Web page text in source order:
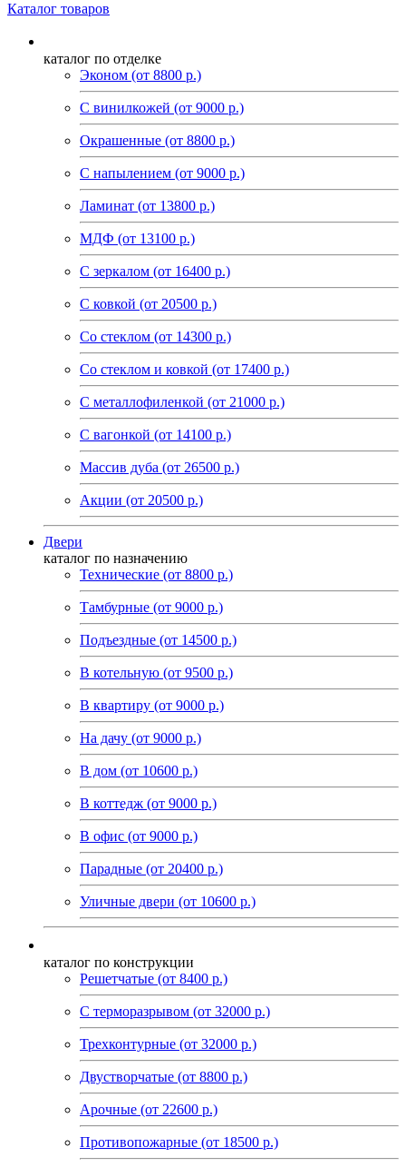
Каталог товаров
каталог по отделке
Эконом (от 8800 р.)
С винилкожей (от 9000 р.)
Окрашенные (от 8800 р.)
С напылением (от 9000 р.)
Ламинат (от 13800 р.)
МДФ (от 13100 р.)
С зеркалом (от 16400 р.)
С ковкой (от 20500 р.)
Со стеклом (от 14300 р.)
Со стеклом и ковкой (от 17400 р.)
C металлофиленкой (от 21000 р.)
С вагонкой (от 14100 р.)
Массив дуба (от 26500 р.)
Акции (от 20500 р.)
Двери
каталог по назначению
Технические (от 8800 р.)
Тамбурные (от 9000 р.)
Подъездные (от 14500 р.)
В котельную (от 9500 р.)
В квартиру (от 9000 р.)
На дачу (от 9000 р.)
В дом (от 10600 р.)
В коттедж (от 9000 р.)
В офис (от 9000 р.)
Парадные (от 20400 р.)
Уличные двери (от 10600 р.)
каталог по конструкции
Решетчатые (от 8400 р.)
С терморазрывом (от 32000 р.)
Трехконтурные (от 32000 р.)
Двустворчатые (от 8800 р.)
Арочные (от 22600 р.)
Противопожарные (от 18500 р.)